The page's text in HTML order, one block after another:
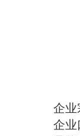
企业
企业